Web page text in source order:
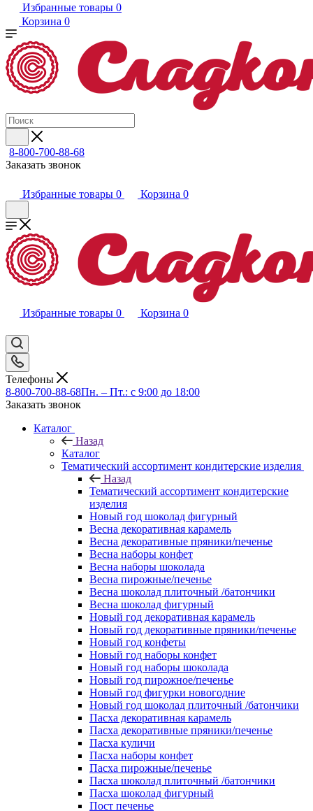
Избранные товары 0
Корзина 0
8-800-700-88-68
Заказать звонок
Избранные товары 0 Корзина 0
Избранные товары 0 Корзина 0
Телефоны
8-800-700-88-68Пн. – Пт.: с 9:00 до 18:00
Заказать звонок
Каталог
Назад
Каталог
Тематический ассортимент кондитерские изделия
Назад
Тематический ассортимент кондитерские
изделия
Новый год шоколад фигурный
Весна декоративная карамель
Весна декоративные пряники/печенье
Весна наборы конфет
Весна наборы шоколада
Весна пирожные/печенье
Весна шоколад плиточный /батончики
Весна шоколад фигурный
Новый год декоративная карамель
Новый год декоративные пряники/печенье
Новый год конфеты
Новый год наборы конфет
Новый год наборы шоколада
Новый год пирожное/печенье
Новый год фигурки новогодние
Новый год шоколад плиточный /батончики
Пасха декоративная карамель
Пасха декоративные пряники/печенье
Пасха куличи
Пасха наборы конфет
Пасха пирожные/печенье
Пасха шоколад плиточный /батончики
Пасха шоколад фигурный
Пост печенье